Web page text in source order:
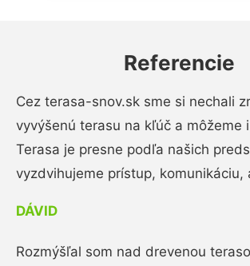
Referencie
Cez terasa-snov.sk sme si nechali
vyvýšenú terasu na kľúč a môžeme
Terasa je presne podľa našich
vyzdvihujeme prístup, komunikáciu,
DÁVID
Rozmýšľal som nad drevenou